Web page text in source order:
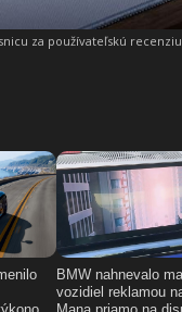
za používateľskú recenziu